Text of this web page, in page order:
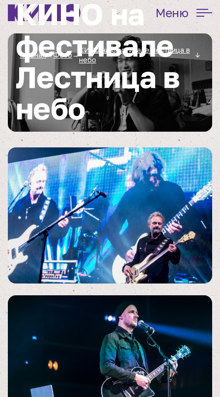
Меню
Главная→Фото→
КИНО на фестивале Лестница в
небо
↓
КИНО на
фестивале
Лестница в
небо